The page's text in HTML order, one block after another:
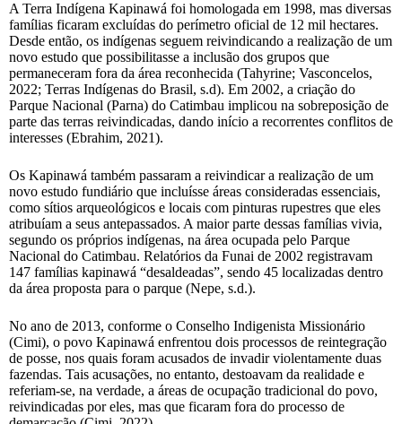
A Terra Indígena Kapinawá foi homologada em 1998, mas diversas
famílias ficaram excluídas do perímetro oficial de 12 mil hectares.
Desde então, os indígenas seguem reivindicando a realização de um
novo estudo que possibilitasse a inclusão dos grupos que
permaneceram fora da área reconhecida (Tahyrine; Vasconcelos,
2022; Terras Indígenas do Brasil, s.d). Em 2002, a criação do
Parque Nacional (Parna) do Catimbau implicou na sobreposição de
parte das terras reivindicadas, dando início a recorrentes conflitos de
interesses (Ebrahim, 2021).
Os Kapinawá também passaram a reivindicar a realização de um
novo estudo fundiário que incluísse áreas consideradas essenciais,
como sítios arqueológicos e locais com pinturas rupestres que eles
atribuíam a seus antepassados. A maior parte dessas famílias vivia,
segundo os próprios indígenas, na área ocupada pelo Parque
Nacional do Catimbau. Relatórios da Funai de 2002 registravam
147 famílias kapinawá “desaldeadas”, sendo 45 localizadas dentro
da área proposta para o parque (Nepe, s.d.).
No ano de 2013, conforme o Conselho Indigenista Missionário
(Cimi), o povo Kapinawá enfrentou dois processos de reintegração
de posse, nos quais foram acusados de invadir violentamente duas
fazendas. Tais acusações, no entanto, destoavam da realidade e
referiam-se, na verdade, a áreas de ocupação tradicional do povo,
reivindicadas por eles, mas que ficaram fora do processo de